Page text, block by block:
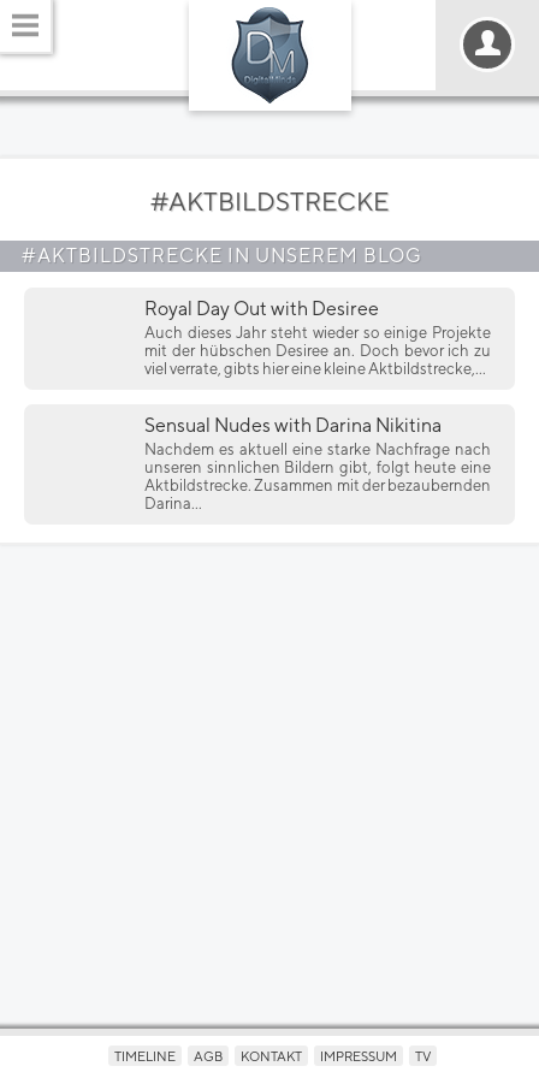
#AKTBILDSTRECKE
#AKTBILDSTRECKE IN UNSEREM BLOG
Royal Day Out with Desiree
Auch dieses Jahr steht wieder so einige Projekte
mit der hübschen Desiree an. Doch bevor ich zu
viel verrate, gibts hier eine kleine Aktbildstrecke,...
Sensual Nudes with Darina Nikitina
Nachdem es aktuell eine starke Nachfrage nach
unseren sinnlichen Bildern gibt, folgt heute eine
Aktbildstrecke. Zusammen mit der bezaubernden
Darina...
TIMELINE AGB KONTAKT IMPRESSUM TV